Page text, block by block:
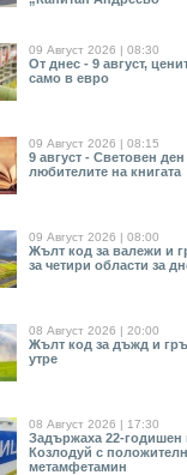
09 Август 2026 | 08:30
От днес - 9 август,
само в евро
09 Август 2026 | 08:15
9 август - Световен ден
любителите на книгата
09 Август 2026 | 08:00
Жълт код за валежи и
за четири области за
08 Август 2026 | 20:00
Жълт код за дъжд и
утре
08 Август 2026 | 17:30
Задържаха 22-
Козлодуй с
метамфетамин